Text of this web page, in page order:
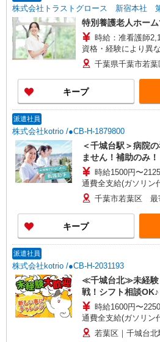
株式会社トラストグロース 新宿本社
特別養護老人ホー
時給：准看護師
資格・経験により異
千葉県千葉市若葉
キープ
派遣社員
株式会社kotrio /●CB-H-1879800
＜千城台駅＞病院
ません！補助のみ！
時給1500円〜
通費全支給(ガソリン
千葉市若葉区 最
キープ
派遣社員
株式会社kotrio /●CB-H-2031193
≪千城台北≫未経験
戦！シフト相談OK♪
時給1600円〜
通費全支給(ガソリン
若葉区｜千城台北